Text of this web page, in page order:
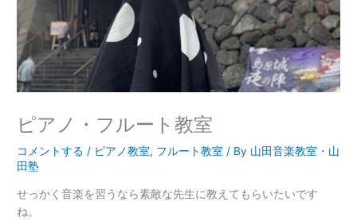
ピアノ・フルート教室
コメントする / ピアノ教室, フルート教室 / By 山田音楽教室・山
田塾
せっかく音楽を習うなら素敵な先生に教えてもらいたいです
ね。